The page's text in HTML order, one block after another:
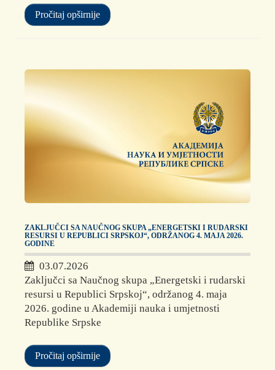
Pročitaj opširnije
ZAKLJUČCI SA NAUČNOG SKUPA „ENERGETSKI I RUDARSKI
RESURSI U REPUBLICI SRPSKOJ“, ODRŽANOG 4. MAJA 2026.
GODINE
03.07.2026
Zaključci sa Naučnog skupa „Energetski i rudarski
resursi u Republici Srpskoj“, održanog 4. maja
2026. godine u Akademiji nauka i umjetnosti
Republike Srpske
Pročitaj opširnije